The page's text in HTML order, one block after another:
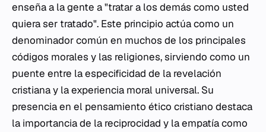
enseña a la gente a "tratar a los demás como usted
quiera ser tratado". Este principio actúa como un
denominador común en muchos de los principales
códigos morales y las religiones, sirviendo como un
puente entre la especificidad de la revelación
cristiana y la experiencia moral universal. Su
presencia en el pensamiento ético cristiano destaca
la importancia de la reciprocidad y la empatía como